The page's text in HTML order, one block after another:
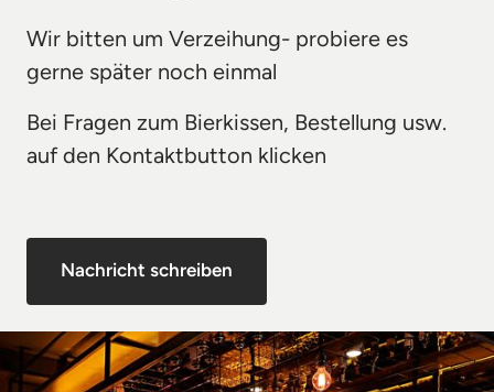
Wir bitten um Verzeihung- probiere es
gerne später noch einmal
Bei Fragen zum Bierkissen, Bestellung usw.
auf den Kontaktbutton klicken
Nachricht schreiben